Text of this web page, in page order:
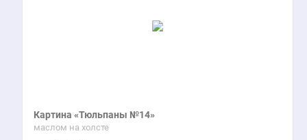
Картина «Тюльпаны №14»
маслом на холсте